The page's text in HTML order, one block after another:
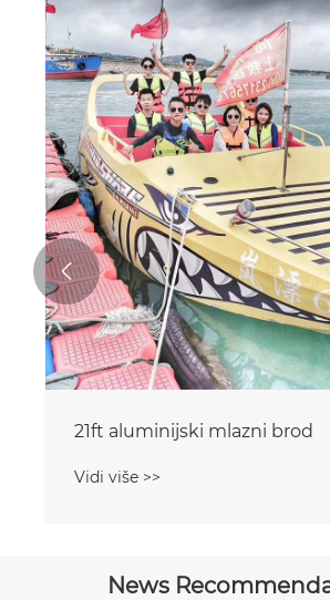
21ft aluminijski mlazni brod
Vidi više >>

News